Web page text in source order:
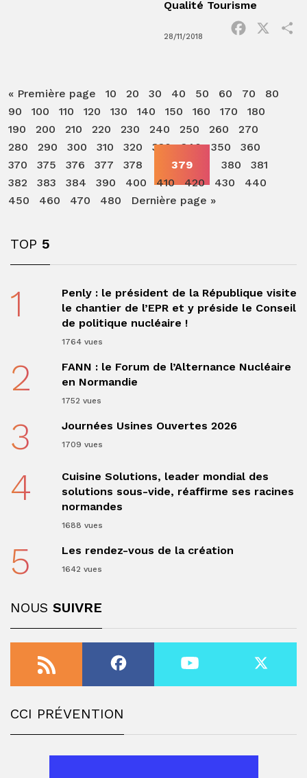
Qualité Tourisme
28/11/2018
Facebook
« Première page 10 20 30 40 50 60 70
80
90
100 110 120 130 140 150 160 170
180
190
200 210 220 230 240 250 260
270
280
290 300 310 320 330 340 350
360
370
375 376 377 378 379 380
381
382
383 384 390 400 410 420 430
440
450
460 470 480 Dernière page »
TOP 5
1
Penly : le président de la République visite
le chantier de l’EPR et y préside le Conseil
de politique nucléaire !
1764 vues
2
FANN : le Forum de l’Alternance Nucléaire
en Normandie
1752 vues
3 Journées Usines Ouvertes 2026
1709 vues
4
Cuisine Solutions, leader mondial des
solutions sous-vide, réaffirme ses racines
normandes
1688 vues
5 Les rendez-vous de la création
1642 vues
NOUS SUIVRE
CCI PRÉVENTION